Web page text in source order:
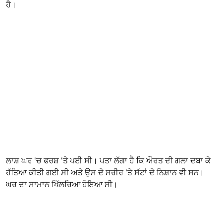
ਹੈ।
ਲਾਸ਼ ਘਰ ‘ਚ ਫਰਸ਼ ‘ਤੇ ਪਈ ਸੀ। ਪਤਾ ਲੱਗਾ ਹੈ ਕਿ ਔਰਤ ਦੀ ਗਲਾ ਦਬਾ ਕੇ
ਹੱਤਿਆ ਕੀਤੀ ਗਈ ਸੀ ਅਤੇ ਉਸ ਦੇ ਸਰੀਰ ‘ਤੇ ਸੱਟਾਂ ਦੇ ਨਿਸ਼ਾਨ ਵੀ ਸਨ।
ਘਰ ਦਾ ਸਾਮਾਨ ਖਿੱਲਰਿਆ ਹੋਇਆ ਸੀ।